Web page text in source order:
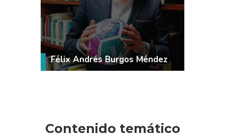
VER MÁS
Félix Andrés Burgos Méndez
Contenido temático